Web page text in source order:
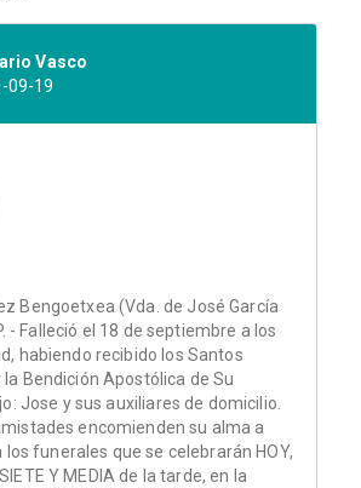
Vasco
09-19
Bengoetxea (Vda. de José García
- Falleció el 18 de septiembre a los
habiendo recibido los Santos
Bendición Apostólica de Su
Jose y sus auxiliares de domicilio.
encomienden su alma a
los funerales que se celebrarán HOY,
Y MEDIA de la tarde, en la